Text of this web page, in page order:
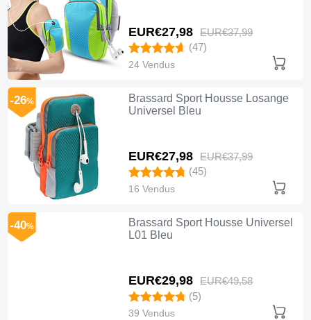
EUR€27,98 EUR€37,99
(47)
24 Vendus
Brassard Sport Housse Losange
Universel Bleu
EUR€27,98 EUR€37,99
-26%
(45)
16 Vendus
Brassard Sport Housse Universel
L01 Bleu
EUR€29,98 EUR€49,58
-40%
(5)
39 Vendus